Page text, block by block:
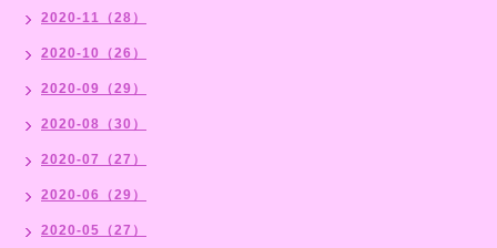
2020-11（28）
2020-10（26）
2020-09（29）
2020-08（30）
2020-07（27）
2020-06（29）
2020-05（27）